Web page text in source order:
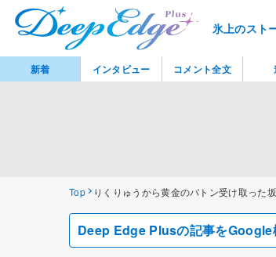
氷上のスト
Top りくりゅうから黄金のバトン受け取っ
Deep Edge Plusの記事をGoogle
新着 インタビュー コメント全文